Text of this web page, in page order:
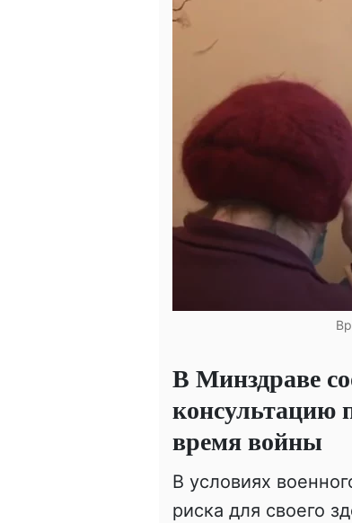
В Минздраве
консультацию
время войны
В условиях
риска для своего